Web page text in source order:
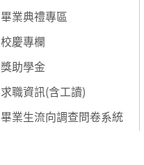
畢業典禮專區
校慶專欄
獎助學金
求職資訊(含工讀)
畢業生流向調查問卷系統